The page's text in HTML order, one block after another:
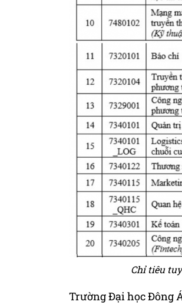
Chỉ tiêu
Trường Đại học Đông